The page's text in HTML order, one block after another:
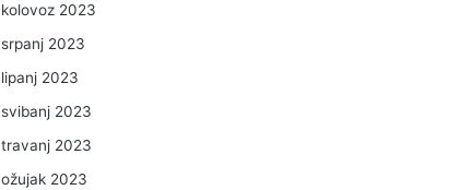
kolovoz 2023
srpanj 2023
lipanj 2023
svibanj 2023
travanj 2023
ožujak 2023